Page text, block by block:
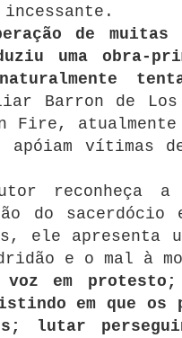
de
uma obra-
Barron de
Fire,
apóiam vítimas
reconheça
do
ele apresenta
e o mal à
voz em protesto;
em que os
lutar